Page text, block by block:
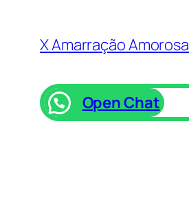
X Amarração Amorosa
Open Chat